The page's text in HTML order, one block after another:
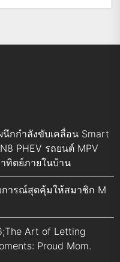
นึกกำลังขับเคลื่อน Smart
PHEV รถยนต์ MPV
ทิตย์ภายในบ้าน
การณ์สุดคุ้มให้สมาชิก M
Art of Letting
Proud Mom.